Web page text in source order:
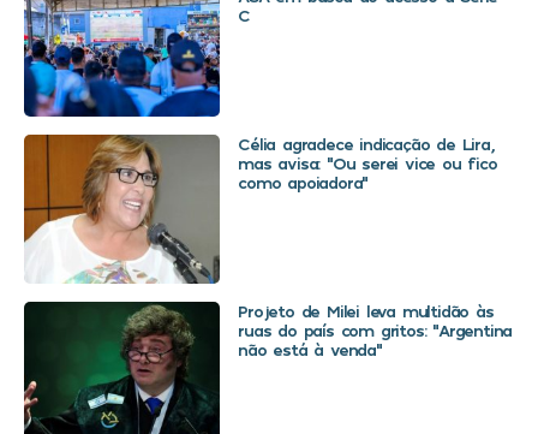
C
Célia agradece indicação de Lira,
mas avisa: “Ou serei vice ou fico
como apoiadora”
Projeto de Milei leva multidão às
ruas do país com gritos: “Argentina
não está à venda”